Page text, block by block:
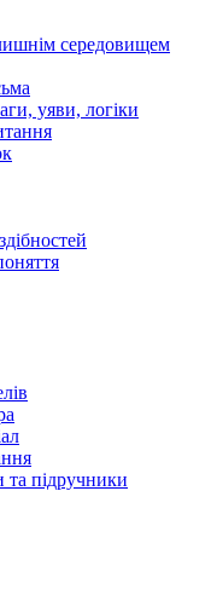
середовищем
уяви, логіки
та підручники